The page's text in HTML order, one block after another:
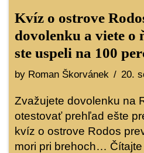
Kvíz o ostrove
dovolenku a viete o
ste uspeli na 100
by Roman Škorvánek 20.
Zvažujete dovolenku na
otestovať prehľad ešte
kvíz o ostrove Rodos
mori pri brehoch…